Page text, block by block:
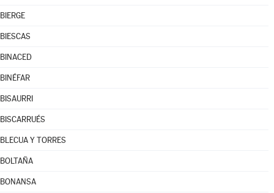
BIERGE
BIESCAS
BINACED
BINÉFAR
BISAURRI
BISCARRUÉS
BLECUA Y TORRES
BOLTAÑA
BONANSA